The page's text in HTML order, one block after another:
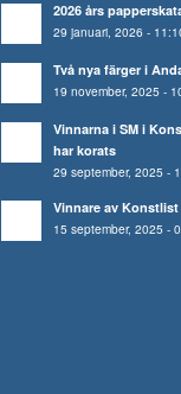
2026 års
29 januari, 2026 -
Två nya färger i
19 november, 2025 -
Vinnarna i SM i
har korats
29 september, 2025 -
Vinnare av Konstlist
15 september, 2025 -